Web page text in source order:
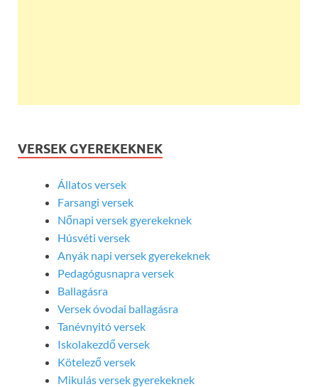
VERSEK GYEREKEKNEK
Állatos versek
Farsangi versek
Nőnapi versek gyerekeknek
Húsvéti versek
Anyák napi versek gyerekeknek
Pedagógusnapra versek
Ballagásra
Versek óvodai ballagásra
Tanévnyitó versek
Iskolakezdő versek
Kötelező versek
Mikulás versek gyerekeknek